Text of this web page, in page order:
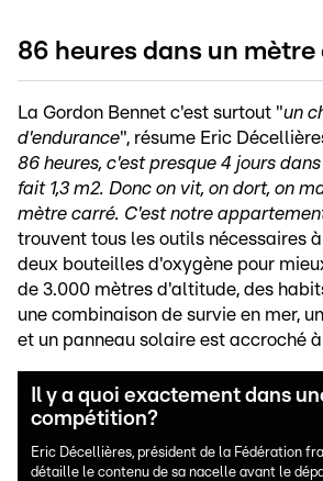
86 heures dans un mètre
La Gordon Bennet c'est surtout "un
d'endurance", résume Eric
86 heures, c'est presque 4 jours
fait 1,3 m2. Donc on vit, on dort, on
mètre carré. C'est notre
trouvent tous les outils nécessaires
deux bouteilles d'oxygène pour
de 3.000 mètres d'altitude, des
une combinaison de survie en mer,
et un panneau solaire est accroché
Il y a quoi exactement dans
compétition?
Eric Décellières, président de la Fédération
détaille le contenu de sa nacelle avant le